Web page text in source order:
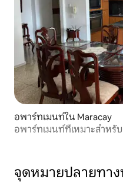
อพาร์ทเมนท์ใน Maracay
อพาร์ทเมนท์ที่เหมาะสำหรั
จุดหมายปลายทาง